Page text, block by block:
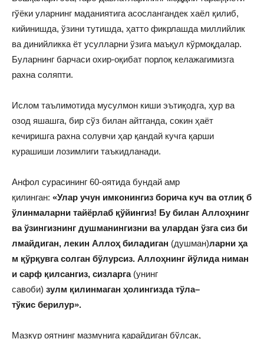
гўёки уларнинг маданиятига асослангандек хаёл қилиб,
кийинишда, ўзини тутишда, ҳатто фикрлашда миллийлик
ва динийликка ёт усулларни ўзига маъқул кўрмоқдалар.
Буларнинг барчаси охир-оқибат порлоқ келажагимизга
рахна соляпти.
Ислом таълимотида мусул­мон киши эътиқодга, ҳур ва
озод яшашга, бир сўз билан айтганда, сокин ҳаёт
кечиришга рахна солувчи ҳар қандай куч­га қарши
курашиши лозимли­ги таъкидланади.
Анфол сурасининг 60-оятида бундай амр
қилинган: «Улар учун имконингиз борича куч ва отлиқ б
ўлинмаларни тайёрлаб қўйингиз! Бу билан Аллоҳнинг
ва ўзингизнинг душманингизни ва улардан ўзга сиз би
лмайдиган, лекин Аллоҳ биладиган (душман)ларни ҳа
м қўрқувга солган бўлурсиз. Аллоҳнинг йўлида ниман
и сарф қилсангиз, сизларга (унинг
савоби) зулм қилинмаган ҳолингизда тўла–
тўкис берилур».
Мазкур оятнинг мазмунига қарайдиган бўлсак,